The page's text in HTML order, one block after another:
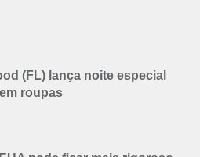
(FL) lança noite especial
roupas